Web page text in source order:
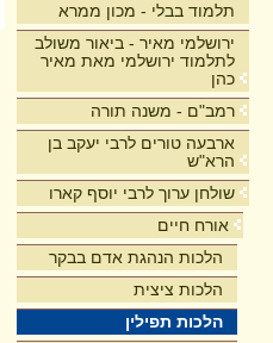
תלמוד בבלי - מכון ממרא
ירושלמי מאיר - ביאור משולב
לתלמוד ירושלמי מאת מאיר
כהן
רמב"ם - משנה תורה
ארבעה טורים לרבי יעקב בן
הרא"ש
שולחן ערוך לרבי יוסף קארו
אורח חיים
הלכות הנהגת אדם בבקר
הלכות ציצית
הלכות תפילין